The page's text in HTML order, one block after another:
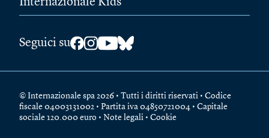
Internazionale Kids
Seguici su
© Internazionale spa 2026 • Tutti i diritti riservati • Codice
fiscale 04003131002 • Partita iva 04850721004 • Capitale
sociale 120.000 euro • Note legali • Cookie